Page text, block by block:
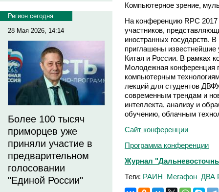
Регион сегодня
28 Мая 2026, 14:14
Более 100 тысяч
приморцев уже
приняли участие в
предварительном
голосовании
"Единой России"
Компьютерное зрение,
На конференцию RPC 2017
участников,
иностранных государств.
приглашены
Китая и России. В рамках
Молодежная конференция
компьютерным
лекций для студентов
современным трендам и
интеллекта, анализу и
обучению, облачным
Сайт конференции
Программа конференции
Журнал
Теги: РАИН Мегафон ДВА